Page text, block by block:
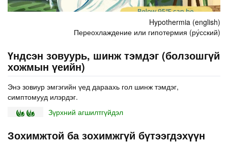
Hypothermia (english)
Переохлаждение или гипотермия (ру́сский)
Үндсэн зовуурь, шинж тэмдэг (болзошгүй
хожмын үеийн)
Энэ зовиур эмгэгийн үед дараахь гол шинж тэмдэг,
симптомууд илэрдэг.
Зүрхний агшилтгүйдэл
Зохимжтой ба зохимжгүй бүтээгдэхүүн